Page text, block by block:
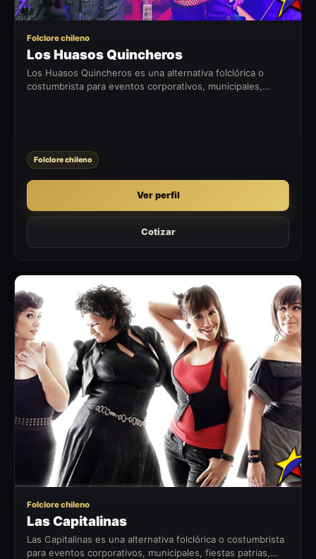
Folclore chileno
Los Huasos Quincheros
Los Huasos Quincheros es una alternativa folclórica o
costumbrista para eventos corporativos, municipales,
Folclore chileno
Ver perfil
Cotizar
LC
Folclore chileno
Las Capitalinas
Las Capitalinas es una alternativa folclórica o costumbrista
para eventos corporativos, municipales, fiestas patrias,